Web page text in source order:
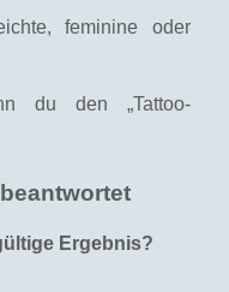
feminine oder
du den „Tattoo-
Ergebnis?